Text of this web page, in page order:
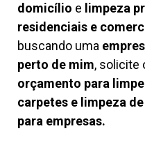
domicílio e limpeza
residenciais e
buscando uma
perto de mim, solicite
orçamento para
carpetes e limpeza
para empresas.